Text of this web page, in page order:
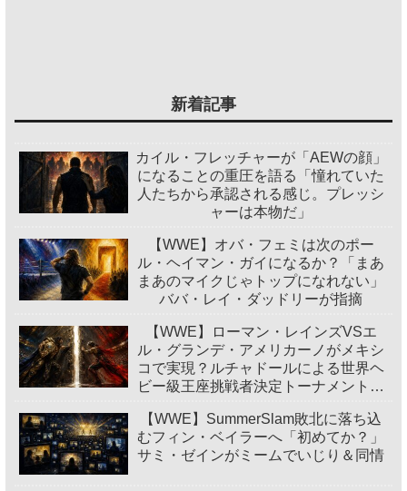
新着記事
カイル・フレッチャーが「AEWの顔」
になることの重圧を語る「憧れていた
人たちから承認される感じ。プレッシ
ャーは本物だ」
【WWE】オバ・フェミは次のポー
ル・ヘイマン・ガイになるか？「まあ
まあのマイクじゃトップになれない」
ババ・レイ・ダッドリーが指摘
【WWE】ローマン・レインズVSエ
ル・グランデ・アメリカーノがメキシ
コで実現？ルチャドールによる世界ヘ
ビー級王座挑戦者決定トーナメント開
【WWE】SummerSlam敗北に落ち込
むフィン・ベイラーへ「初めてか？」
サミ・ゼインがミームでいじり＆同情